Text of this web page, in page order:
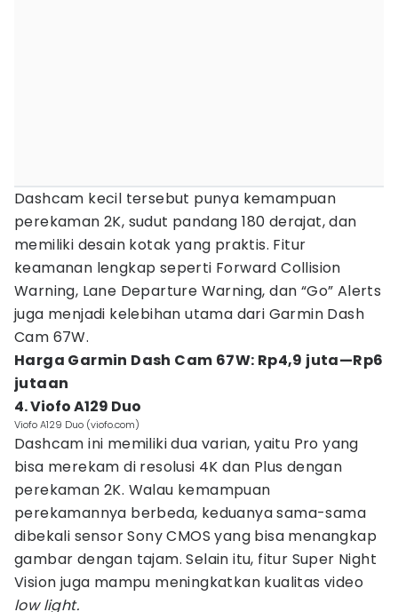
Dashcam kecil tersebut punya kemampuan
perekaman 2K, sudut pandang 180 derajat, dan
memiliki desain kotak yang praktis. Fitur
keamanan lengkap seperti Forward Collision
Warning, Lane Departure Warning, dan “Go” Alerts
juga menjadi kelebihan utama dari Garmin Dash
Cam 67W.
Harga Garmin Dash Cam 67W: Rp4,9 juta—Rp6
jutaan
4. Viofo A129 Duo
Viofo A129 Duo (viofo.com)
Dashcam ini memiliki dua varian, yaitu Pro yang
bisa merekam di resolusi 4K dan Plus dengan
perekaman 2K. Walau kemampuan
perekamannya berbeda, keduanya sama-sama
dibekali sensor Sony CMOS yang bisa menangkap
gambar dengan tajam. Selain itu, fitur Super Night
Vision juga mampu meningkatkan kualitas video
low light.